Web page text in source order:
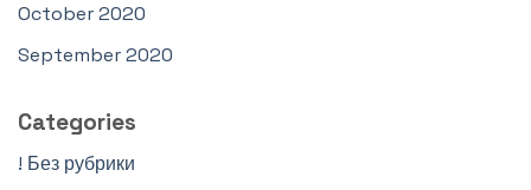
October 2020
September 2020
Categories
! Без рубрики